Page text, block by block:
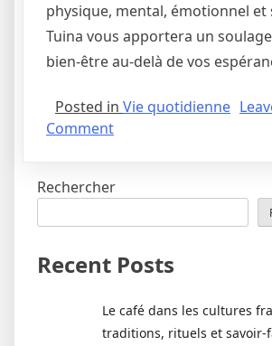
physique, mental, émotionnel et
Tuina vous apportera un
bien-être au-delà de vos
Posted in Vie quotidienne
Comment
Rechercher
Recent Posts
Le café dans les cultures
traditions, rituels et savoir-